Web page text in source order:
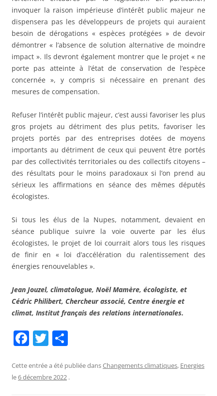
invoquer la raison impérieuse d’intérêt public majeur ne
dispensera pas les développeurs de projets qui auraient
besoin de dérogations « espèces protégées » de devoir
démontrer « l’absence de solution alternative de moindre
impact ». Ils devront également montrer que le projet « ne
porte pas atteinte à l’état de conservation de l’espèce
concernée », y compris si nécessaire en prenant des
mesures de compensation.
Refuser l’intérêt public majeur, c’est aussi favoriser les plus
gros projets au détriment des plus petits, favoriser les
projets portés par des entreprises dotées de moyens
importants au détriment de ceux qui peuvent être portés
par des collectivités territoriales ou des collectifs citoyens –
des résultats pour le moins paradoxaux si l’on prend au
sérieux les affirmations en séance des mêmes députés
écologistes.
Si tous les élus de la Nupes, notamment, devaient en
séance publique suivre la voie ouverte par les élus
écologistes, le projet de loi courrait alors tous les risques
de finir en « loi d’accélération du ralentissement des
énergies renouvelables ».
Jean Jouzel, climatologue, Noël Mamère, écologiste, et
Cédric Philibert, Chercheur associé, Centre énergie et
climat, Institut français des relations internationales.
F
c
e
T
itt
er
ta
g
Cette entrée a été publiée dansChangements climatiques, Energies
le6 décembre 2022 .